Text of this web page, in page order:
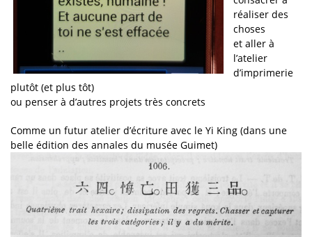
réaliser des
choses
et aller à
l’atelier
d’imprimerie
plutôt (et plus tôt)
ou penser à d’autres projets très concrets
Comme un futur atelier d’écriture avec le Yi King (dans une
belle édition des annales du musée Guimet)